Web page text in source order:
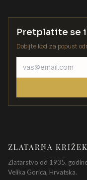
Pretplatite se
Dobijte kod za popust
ZLATARNA KRIŽEK
Zlatarstvo od 1935.
Velika Gorica, Hrvatska.